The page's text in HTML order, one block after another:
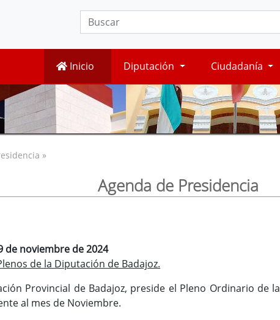
Inicio Diputación Ciudadanía
»
Agenda de Presidencia
de noviembre de 2024
de la Diputación de Badajoz.
Provincial de Badajoz, preside el Pleno Ordinario de la
al mes de Noviembre.